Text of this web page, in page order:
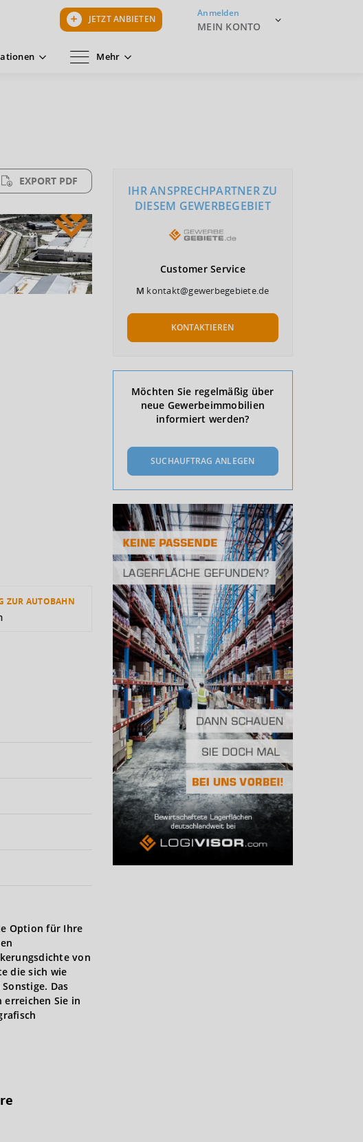
JETZT ANBIETEN
Anmelden
MEIN KONTO
Mehr
EXPORT PDF
ZUR AUTOBAHN
Option für Ihre
von
die sich wie
Das
Sie in
IHR ANSPRECHPARTNER ZU
DIESEM GEWERBEGEBIET
Customer Service
M kontakt@gewerbegebiete.de
KONTAKTIEREN
Möchten Sie regelmäßig über
neue Gewerbeimmobilien
informiert werden?
SUCHAUFTRAG ANLEGEN